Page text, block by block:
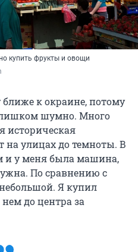
купить фрукты и овощи
к окраине, потому
шумно. Много
историческая
на улицах до темноты. В
и у меня была машина,
По сравнению с
Я купил
до центра за